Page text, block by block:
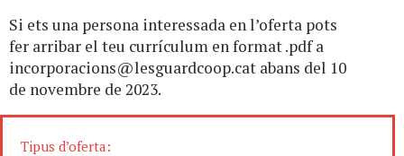
Si ets una persona interessada en l’oferta pots
fer arribar el teu currículum en format .pdf a
incorporacions@lesguardcoop.cat abans del 10
de novembre de 2023.
Tipus d’oferta: